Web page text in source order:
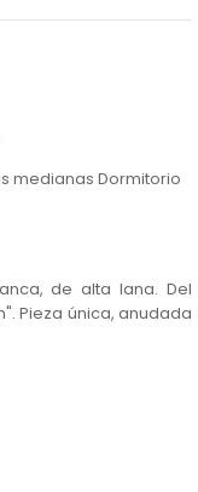
medianas Dormitorio
de alta lana. Del
Pieza única, anudada